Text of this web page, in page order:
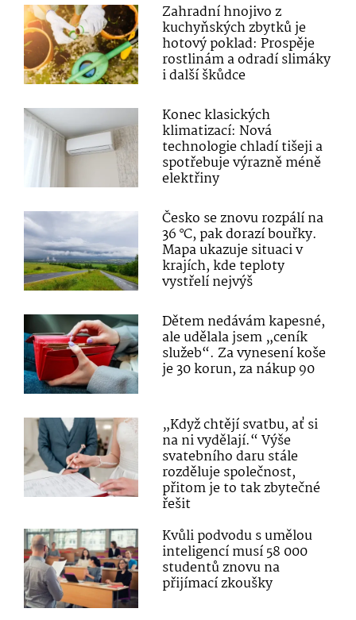
Zahradní hnojivo z
kuchyňských zbytků je
hotový poklad: Prospěje
rostlinám a odradí slimáky
i další škůdce
Konec klasických
klimatizací: Nová
technologie chladí tišeji a
spotřebuje výrazně méně
elektřiny
Česko se znovu rozpálí na
36 °C, pak dorazí bouřky.
Mapa ukazuje situaci v
krajích, kde teploty
vystřelí nejvýš
Dětem nedávám kapesné,
ale udělala jsem „ceník
služeb“. Za vynesení koše
je 30 korun, za nákup 90
„Když chtějí svatbu, ať si
na ni vydělají.“ Výše
svatebního daru stále
rozděluje společnost,
přitom je to tak zbytečné
řešit
Kvůli podvodu s umělou
inteligencí musí 58 000
studentů znovu na
přijímací zkoušky